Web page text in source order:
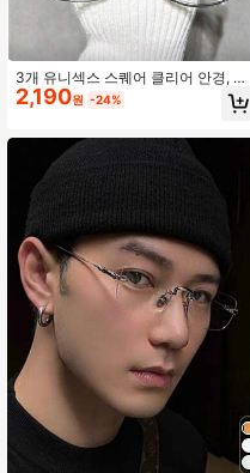
3개 유니섹스 스퀘어 클리어 안경, 패
셔너블한 스퀘어 안경, 실내 컴퓨터 읽
기/게임/TV 시청/휴대폰 사용에 적합,
적합, 큰 프레임 캠퍼스 스타일 안경은
얼굴 윤곽을 수정할 수 있습니다,
2,190원 -24%